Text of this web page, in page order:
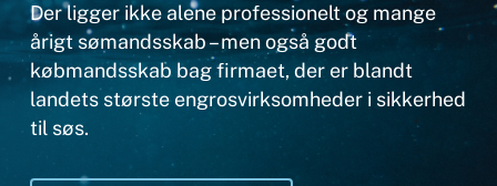
Der ligger ikke alene professionelt og mange
årigt sømandsskab – men også godt
købmandsskab bag firmaet, der er blandt
landets største engrosvirksomheder i sikkerhed
til søs.